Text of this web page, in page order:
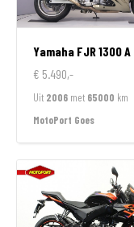
Yamaha FJR 1300 A
€ 5.490,-
Uit 2006 met 65000 km
MotoPort Goes